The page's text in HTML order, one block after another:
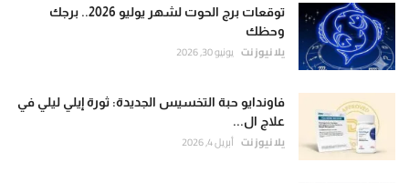
توقعات برج الحوت لشهر يوليو 2026.. برجك
وحظك
يلا نيوز نت يونيو 30, 2026
فاوندايو حبة التخسيس الجديدة: ثورة إيلي ليلي في
علاج ال...
يلا نيوز نت أبريل 4, 2026